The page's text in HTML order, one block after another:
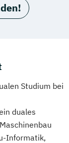
Studium bei
duales
Informatik,